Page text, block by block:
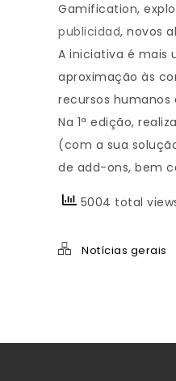
Gamification,
publicidad, novos
A iniciativa é mais
aproximação às
recursos humanos
Na 1ª edição,
(com a sua
de add-ons, bem
5004 total
Notícias gerais